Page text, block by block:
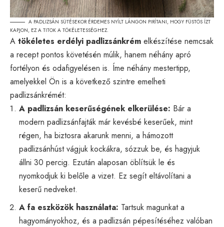
A PADLIZSÁN SÜTÉSEKOR ÉRDEMES NYÍLT LÁNGON PIRÍTANI, HOGY FÜSTÖS ÍZT
KAPJON, EZ A TITOK A TÖKÉLETESSÉGHEZ.
A tökéletes erdélyi padlizsánkrém elkészítése nemcsak
a recept pontos követésén múlik, hanem néhány apró
fortélyon és odafigyelésen is. Íme néhány mestertipp,
amelyekkel Ön is a következő szintre emelheti
padlizsánkrémét:
A padlizsán keserűségének elkerülése: Bár a
modern padlizsánfajták már kevésbé keserűek, mint
régen, ha biztosra akarunk menni, a hámozott
padlizsánhúst vágjuk kockákra, sózzuk be, és hagyjuk
állni 30 percig. Ezután alaposan öblítsük le és
nyomkodjuk ki belőle a vizet. Ez segít eltávolítani a
keserű nedveket.
A fa eszközök használata: Tartsuk magunkat a
hagyományokhoz, és a padlizsán pépesítéséhez valóban